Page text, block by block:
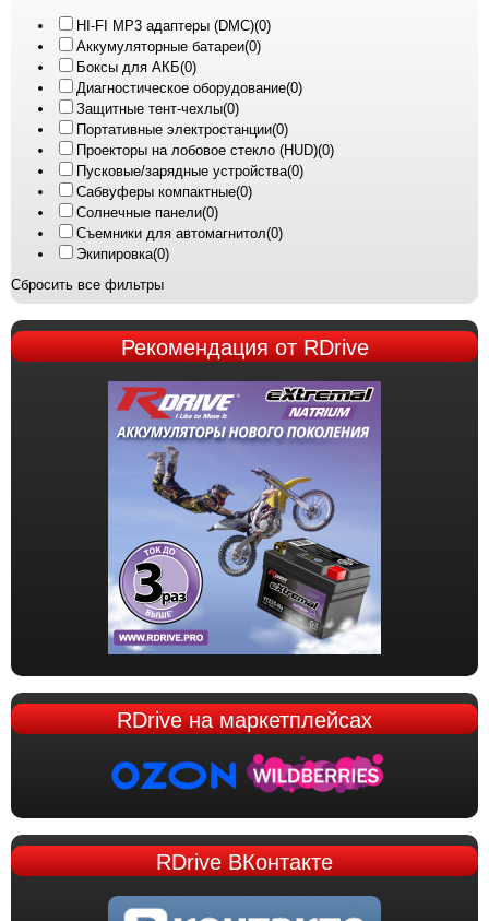
HI-FI MP3 адаптеры (DMC)(0)
Аккумуляторные батареи(0)
Боксы для АКБ(0)
Диагностическое оборудование(0)
Защитные тент-чехлы(0)
Портативные электростанции(0)
Проекторы на лобовое стекло (HUD)(0)
Пусковые/зарядные устройства(0)
Сабвуферы компактные(0)
Солнечные панели(0)
Съемники для автомагнитол(0)
Экипировка(0)
Сбросить все фильтры
Рекомендацияот RDrive
RDriveна маркетплейсах
RDriveВКонтакте